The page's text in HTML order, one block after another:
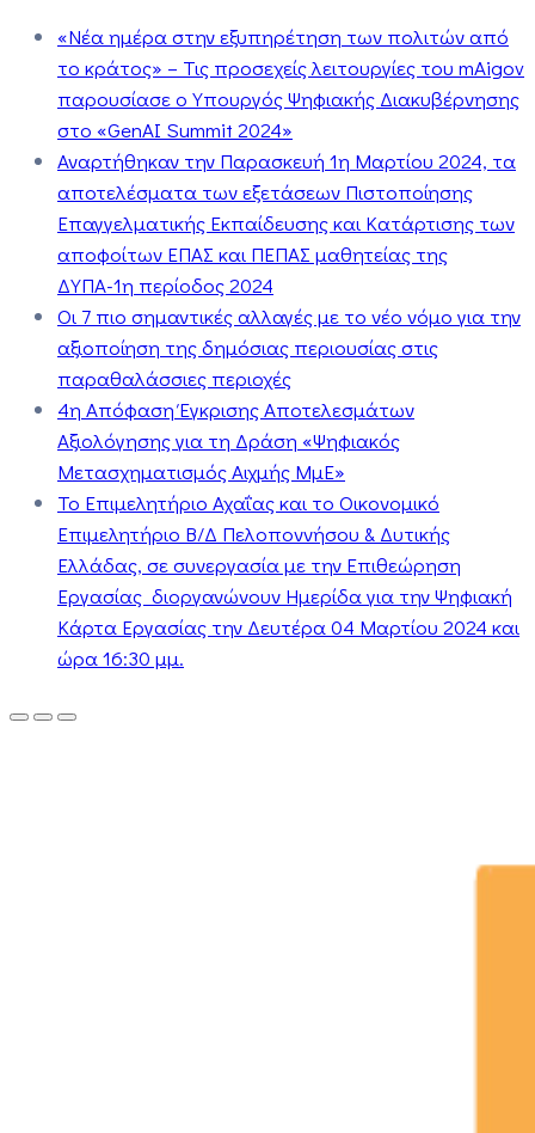
«Νέα ημέρα στην εξυπηρέτηση των πολιτών από
το κράτος» – Τις προσεχείς λειτουργίες του mAigov
παρουσίασε ο Υπουργός Ψηφιακής Διακυβέρνησης
στο «GenAI Summit 2024»
Αναρτήθηκαν την Παρασκευή 1η Μαρτίου 2024, τα
αποτελέσματα των εξετάσεων Πιστοποίησης
Επαγγελματικής Εκπαίδευσης και Κατάρτισης των
αποφοίτων ΕΠΑΣ και ΠΕΠΑΣ μαθητείας της
ΔΥΠΑ-1η περίοδος 2024
Οι 7 πιο σημαντικές αλλαγές με το νέο νόμο για την
αξιοποίηση της δημόσιας περιουσίας στις
παραθαλάσσιες περιοχές
4η Απόφαση Έγκρισης Αποτελεσμάτων
Αξιολόγησης για τη Δράση «Ψηφιακός
Μετασχηματισμός Αιχμής ΜμΕ»
Το Επιμελητήριο Αχαΐας και το Οικονομικό
Επιμελητήριο Β/Δ Πελοποννήσου & Δυτικής
Ελλάδας, σε συνεργασία με την Επιθεώρηση
Εργασίας διοργανώνουν Ημερίδα για την Ψηφιακή
Κάρτα Εργασίας την Δευτέρα 04 Μαρτίου 2024 και
ώρα 16:30 μμ.